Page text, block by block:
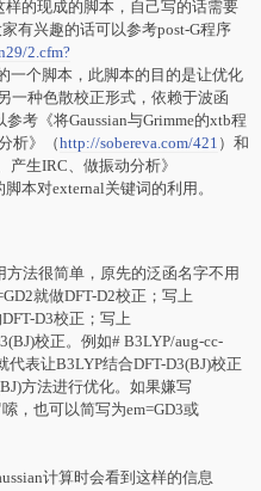
的现成的脚本，自己写的话需要
有兴趣的话可以参考post-G程序
2.cfm?
一个脚本，此脚本的目的是让优化
一种色散校正形式，依赖于波函
考《将Gaussian与Grimme的xtb程
析》（http://sobereva.com/421 ）和
产生IRC、做振动分析》
脚本对external关键词的利用。
方法很简单，原先的泛函名字不用
就做DFT-D2校正；写上
D3校正；写上
校正。例如# B3LYP/aug-cc-
代表让B3LYP结合DFT-D3(BJ)校正
方法进行优化。如果嫌写
，也可以简写为em=GD3或
计算时会看到这样的信息